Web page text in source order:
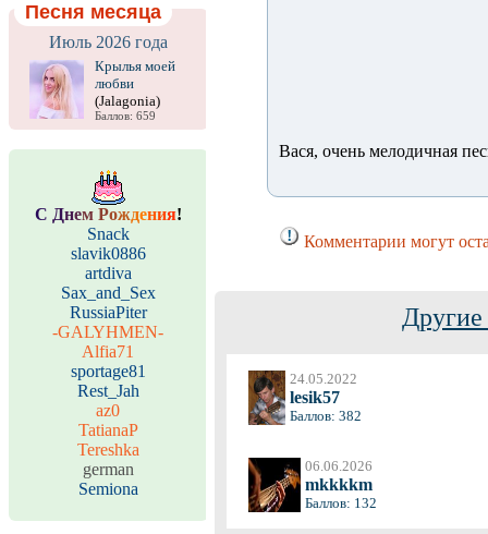
Песня месяца
Июль 2026 года
Крылья моей
любви
(Jalagonia)
Баллов: 659
С Днем Рождения!
Snack
slavik0886
artdiva
Sax_and_Sex
RussiaPiter
-GALYHMEN-
Alfia71
sportage81
Rest_Jah
az0
TatianaP
Tereshka
german
Semiona
Вася, очень мелодичная
Комментарии могут
24.05.2022
lesik57
Баллов: 382
06.06.2026
mkkkkm
Баллов: 132